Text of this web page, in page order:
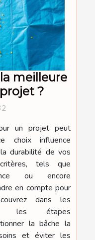
meilleure
?
un projet peut
choix influence
durabilité de vos
tels que
ou encore
en compte pour
dans les
les étapes
la bâche la
et éviter les